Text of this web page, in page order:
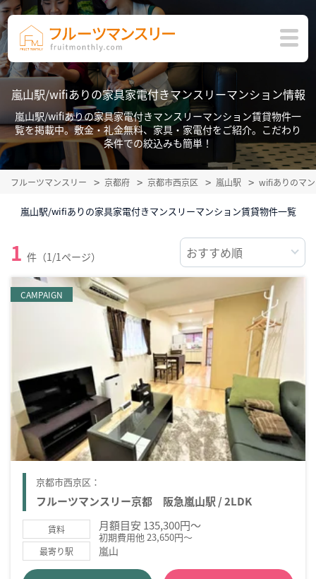
嵐山駅/wifiありの家具家電付きマンスリーマンション情報
嵐山駅/wifiありの家具家電付きマンスリーマンション賃貸物件一
覧を掲載中。敷金・礼金無料、家具・家電付をご紹介。こだわり
条件での絞込みも簡単！
フルーツマンスリー 京都府 京都市西京区 嵐山駅 wifiありのマ
嵐山駅/wifiありの家具家電付きマンスリーマンション賃貸物件一覧
1 件（1/1ページ）
CAMPAIGN
京都市西京区：
フルーツマンスリー京都 阪急嵐山駅 / 2LDK
賃料 月額目安 135,300円～
初期費用他 23,650円～
最寄り駅 嵐山